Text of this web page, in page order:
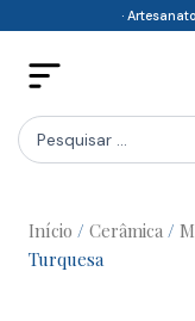
content
·
Search
...
Início / Cerâmica /
Turquesa